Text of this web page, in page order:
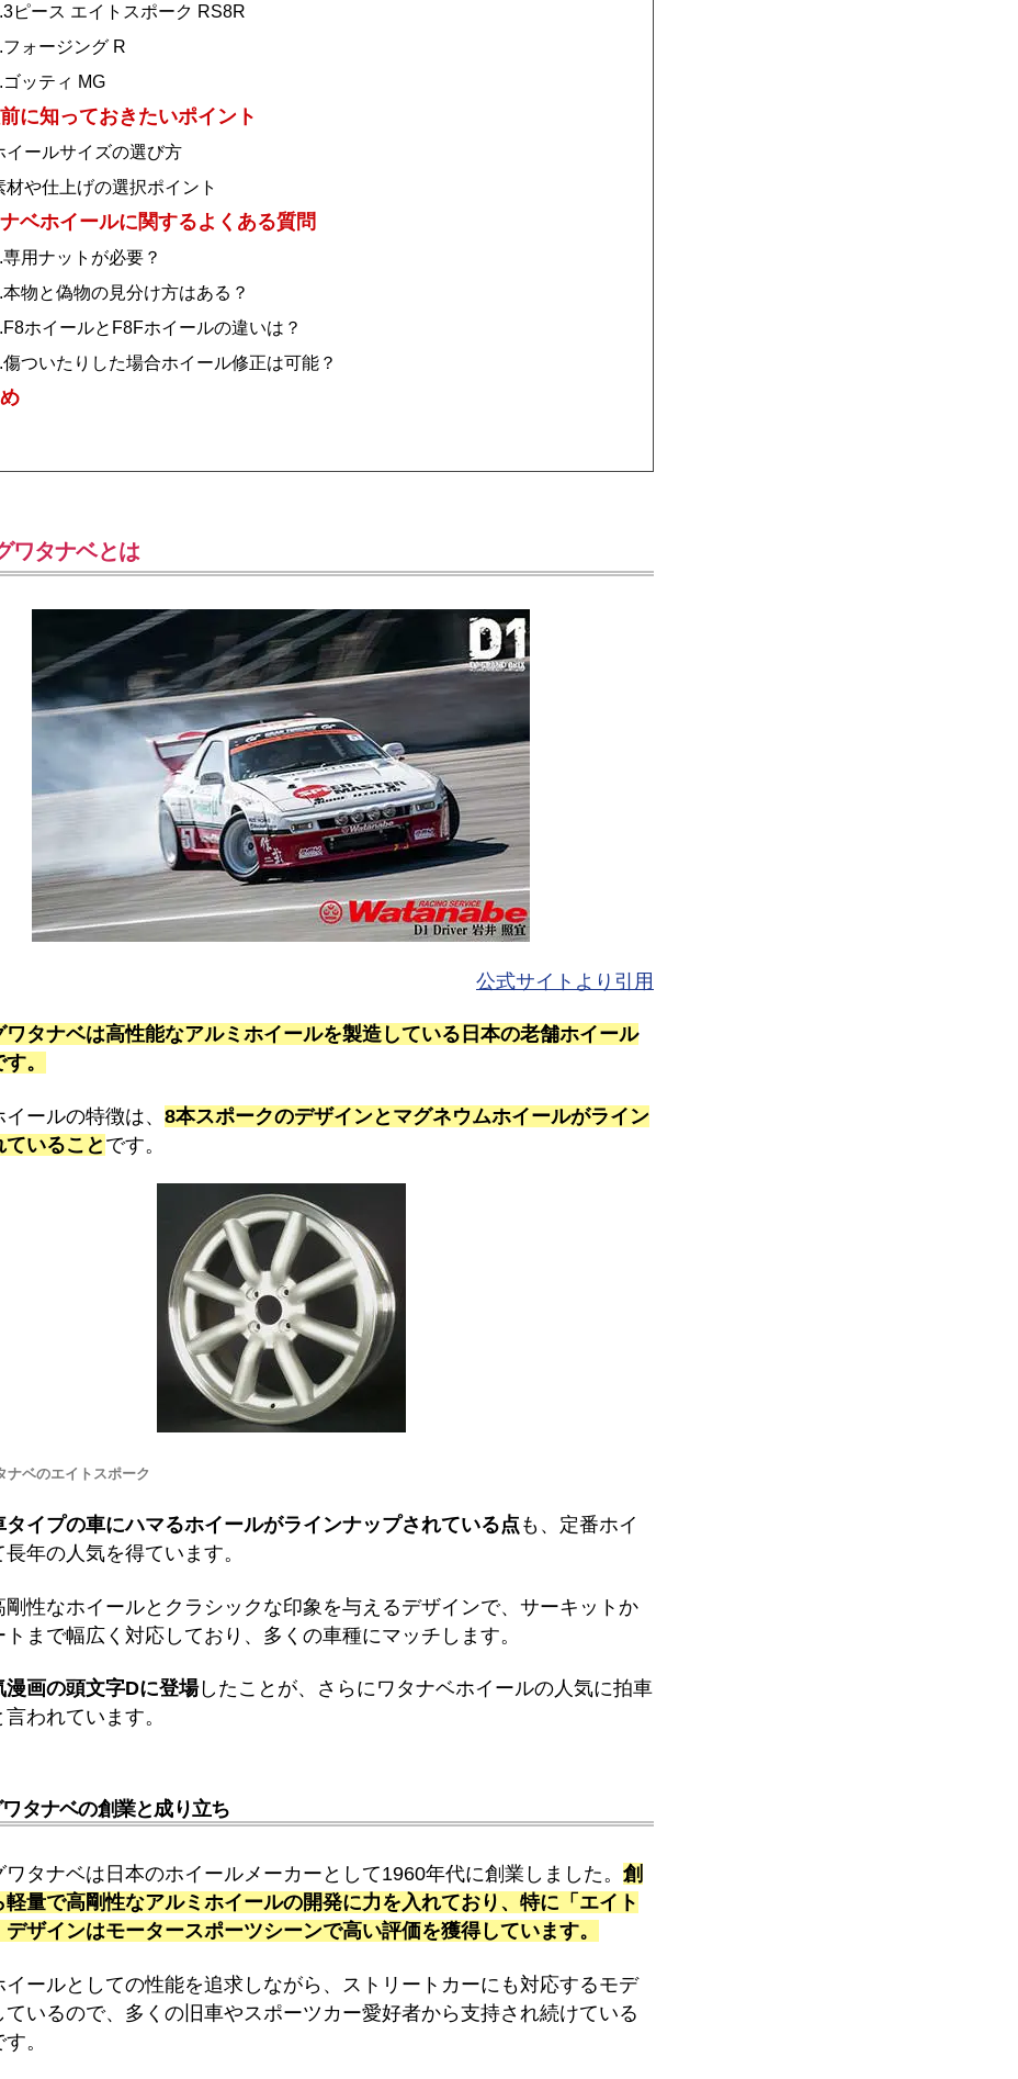
ピース エイトスポーク RS8R
フォージング R
ッティ MG
に知っておきたいポイント
イールサイズの選び方
材や仕上げの選択ポイント
ベホイールに関するよくある質問
用ナットが必要？
物と偽物の見分け方はある？
ホイールとF8Fホイールの違いは？
傷ついたりした場合ホイール修正は可能？
ワタナベとは
公式サイトより引用
ワタナベは高性能なアルミホイールを製造している日本の老舗ホイール
。
ールの特徴は、 8本スポークのデザインとマグネウムホイールがライン
いること です。
ナベのエイトスポーク
タイプの車にハマるホイールがラインナップされている点 も、定番ホイ
年の人気を得ています。
剛性なホイールとクラシックな印象を与えるデザインで、サーキットか
トまで幅広く対応しており、多くの車種にマッチします。
漫画の頭文字Dに登場したことが、さらにワタナベホイールの人気に拍車
われています。
タナベの創業と成り立ち
ワタナベは日本のホイールメーカーとして1960年代に創業しました。 創
軽量で高剛性なアルミホイールの開発に力を入れており、特に「エイト
デザインはモータースポーツシーンで高い評価を獲得しています。
イールとしての性能を追求しながら、ストリートカーにも対応するモデ
ているので、多くの旧車やスポーツカー愛好者から支持され続けている
。